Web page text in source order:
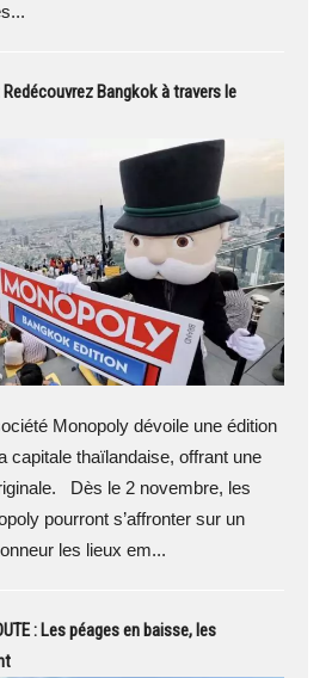
Redécouvrez Bangkok à travers le
Monopoly dévoile une édition
capitale thaïlandaise, offrant une
Dès le 2 novembre, les
pourront s’affronter sur un
les lieux em...
: Les péages en baisse, les